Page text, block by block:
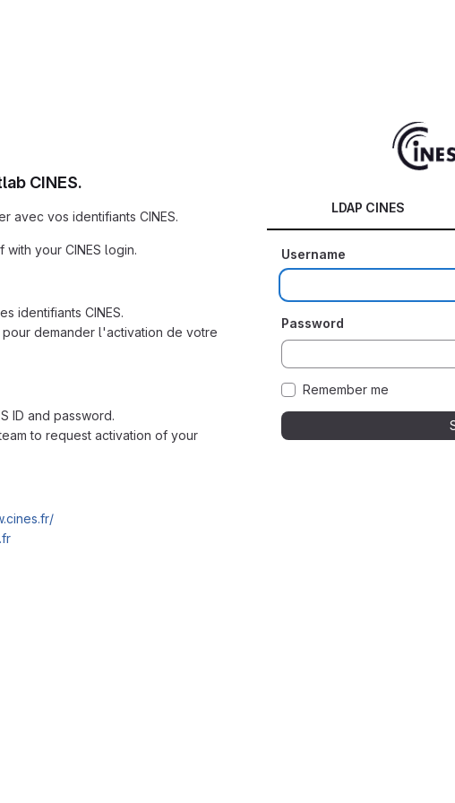
CINES.
avec vos identifiants CINES.
your CINES login.
identifiants CINES.
demander l'activation de votre
ID and password.
to request activation of your
LDAP CINES
Username
Password
Remember me